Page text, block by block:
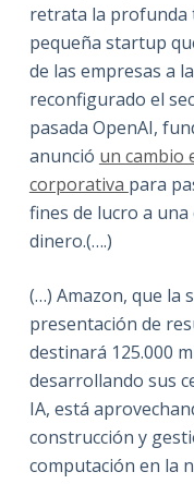
retrata la profunda
pequeña startup
de las empresas a
reconfigurado el
pasada OpenAI,
anunció un cambio
corporativa para
fines de lucro a
dinero.(….)
(…) Amazon, que la
presentación de
destinará 125.000
desarrollando sus
IA, está
construcción y
computación en la